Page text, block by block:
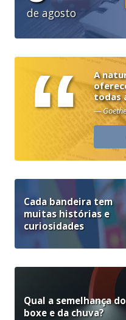
de agosto
“
A
todas
— Goethe
Cada bandeira tem
muitas histórias e
curiosidades
Qual a semelhança do
boxe e da chuva?